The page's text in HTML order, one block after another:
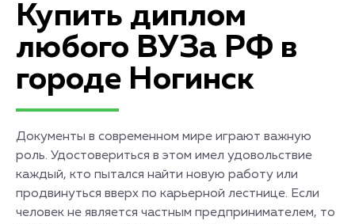
Купить диплом
любого ВУЗа РФ в
городе Ногинск
Документы в современном мире играют важную
роль. Удостовериться в этом имел удовольствие
каждый, кто пытался найти новую работу или
продвинуться вверх по карьерной лестнице. Если
человек не является частным предпринимателем, то